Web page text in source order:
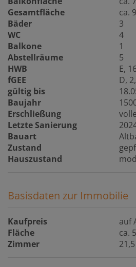
Gesamtfläche ca.
Bäder
3
WC
4
Balkone
1
Abstellräume
5
HWB
E,
fGEE
D,
gültig bis
Baujahr
Erschließung
Letzte Sanierung
Bauart
Zustand
Hauszustand
Basisdaten zur Immobilie
Kaufpreis
auf
Fläche
ca.
Zimmer 21,5